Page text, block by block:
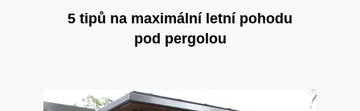
5 tipů na maximální letní pohodu
pod pergolou